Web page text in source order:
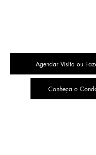
Agendar Visita ou
Conheça o